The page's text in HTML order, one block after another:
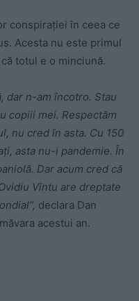
conspirației în ceea ce
Acesta nu este primul
totul e o minciună.
dar n-am încotro. Stau
copiii mei. Respectăm
nu cred în asta. Cu 150
asta nu-i pandemie. În
Dar acum cred că
Vîntu are dreptate
declara Dan
acestui an.